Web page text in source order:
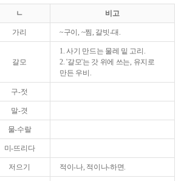
ㄴ 비고
가리 ~구이, ~찜, 갈빗-대.
갈모
1. 사기 만드는 물레 밑 고리.
2. '갈모'는 갓 위에 쓰는, 유지로
만든 우비.
구-젓
말-겻
물-수랄
미-뜨리다
저으기 적이-나, 적이나-하면.